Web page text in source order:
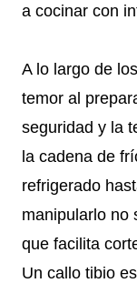
a cocinar con
A lo largo de
temor al
seguridad y la
la cadena de
refrigerado
manipularlo no
que facilita
Un callo tibio